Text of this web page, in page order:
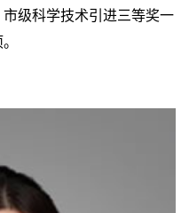
级科学技术引进三等奖一